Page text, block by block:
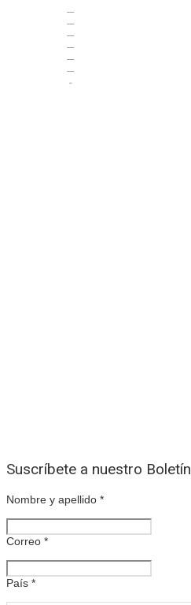
Suscríbete a nuestro Boletín
Nombre y apellido *
Correo *
País *